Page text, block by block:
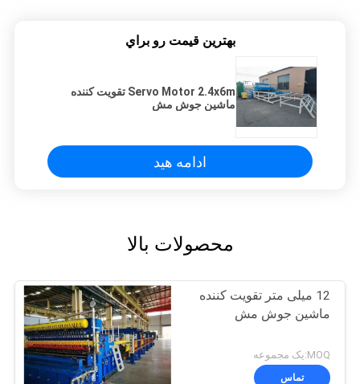
بهترين قيمت رو براي
Servo Motor 2.4x6m تقویت کننده
ماشین جوش مش
ادامه هید
محصولات بالا
12 میلی متر تقویت کننده
ماشین جوش مش
MOQ:یک مجموعه
تماس